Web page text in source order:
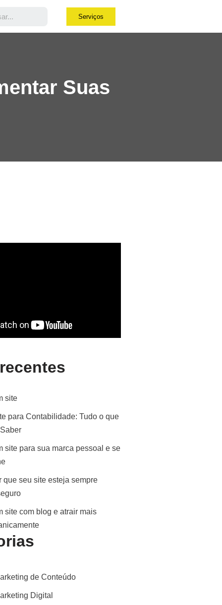
Serviços
Suas
site
para Contabilidade: Tudo o que
site para sua marca pessoal e se
que seu site esteja sempre
site com blog e atrair mais
de Conteúdo
Digital